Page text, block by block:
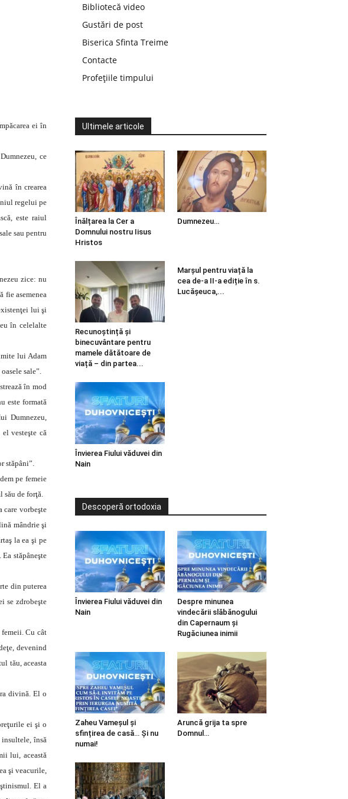
ei în
ce
în crearea
regelui pe
este raiul
sau pentru
zice: nu
fie asemenea
lui şi
în celelalte
lui Adam
sale”.
în mod
este formată
Dumnezeu,
vesteşte că
stăpâni”.
pe femeie
său de forţă.
care vorbeşte
mândrie şi
la ea şi pe
stăpâneşte
din puterea
se zdrobeşte
femeii. Cu cât
devenind
tău, aceasta
divină. El o
ei şi o
insultele, însă
lui, această
şi veacurile,
El a
Bibliotecă video
Gustări de post
Biserica Sfinta Treime
Contacte
Profețiile timpului
Ultimele articole
Înălțarea la Cer a
Domnului nostru Iisus
Hristos
Dumnezeu…
Recunoștință și
binecuvântare pentru
mamele dătătoare de
viață – din partea...
Marșul pentru viață la
cea de-a II-a ediție în s.
Lucășeuca,...
Învierea Fiului văduvei din
Nain
Descoperă ortodoxia
Învierea Fiului văduvei din
Nain
Despre minunea
vindecării slăbănogului
din Capernaum și
Rugăciunea inimii
Zaheu Vameșul și
sfințirea de casă… Și nu
numai!
Aruncă grija ta spre
Domnul…